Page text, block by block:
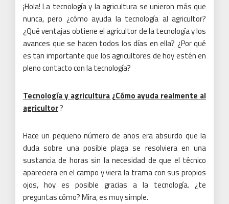
¡Hola!La tecnología y la agricultura se unieron más que
nunca, pero ¿cómo ayuda la tecnología al agricultor?
¿Qué ventajas obtiene el agricultor de la tecnología y los
avances que se hacen todos los días en ella? ¿Por qué
es tan importante que los agricultores de hoy estén en
pleno contacto con la tecnología?
Tecnología y agricultura ¿Cómo ayuda realmente al
agricultor?
Hace un pequeño número de años era absurdo que la
duda sobre una posible plaga se resolviera en una
sustancia de horas sin la necesidad de que el técnico
apareciera en el campo y viera la trama con sus propios
ojos, hoy es posible gracias a la tecnología. ¿te
preguntas cómo?Mira, es muy simple.